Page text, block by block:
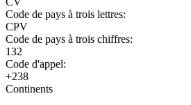
Code de pays à trois lettres:
CPV
Code de pays à trois chiffres:
132
Code d'appel:
+238
Continents